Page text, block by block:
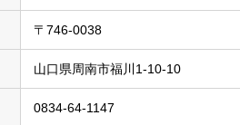
〒746-0038
山口県周南市福川1-10-10
0834-64-1147